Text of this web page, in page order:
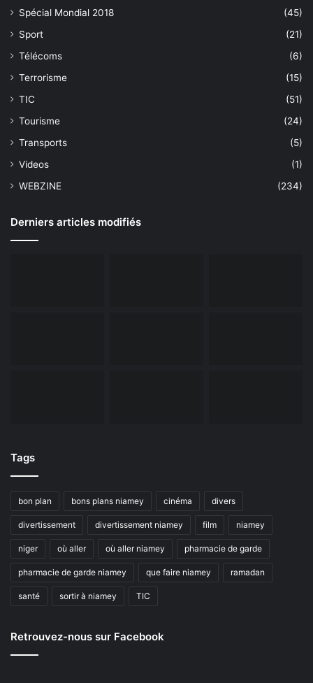
Spécial Mondial 2018
(45)
Sport
(21)
Télécoms
(6)
Terrorisme
(15)
TIC
(51)
Tourisme
(24)
Transports
(5)
Videos
(1)
WEBZINE
(234)
Derniers articles modifiés
Tags
bon plan bons plans niamey cinéma divers
divertissement divertissement niamey film niamey
niger où aller où aller niamey pharmacie de garde
pharmacie de garde niamey que faire niamey ramadan
santé sortir à niamey TIC
Retrouvez-nous sur Facebook